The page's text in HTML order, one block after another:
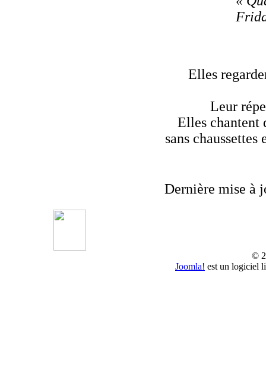
Elles
Leur
Elles chantent
sans
Dernière mise à
©
Joomla! est un logiciel